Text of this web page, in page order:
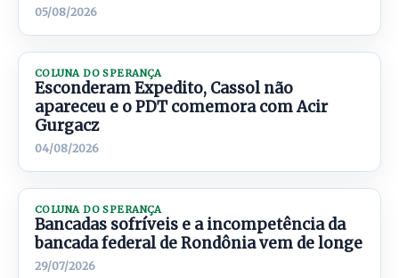
05/08/2026
COLUNA DO SPERANÇA
Esconderam Expedito, Cassol não
apareceu e o PDT comemora com Acir
Gurgacz
04/08/2026
COLUNA DO SPERANÇA
Bancadas sofríveis e a incompetência da
bancada federal de Rondônia vem de longe
29/07/2026